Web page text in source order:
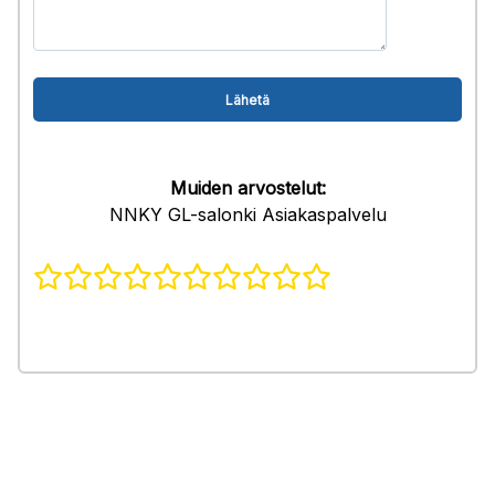
Muiden arvostelut:
NNKY GL-salonki Asiakaspalvelu